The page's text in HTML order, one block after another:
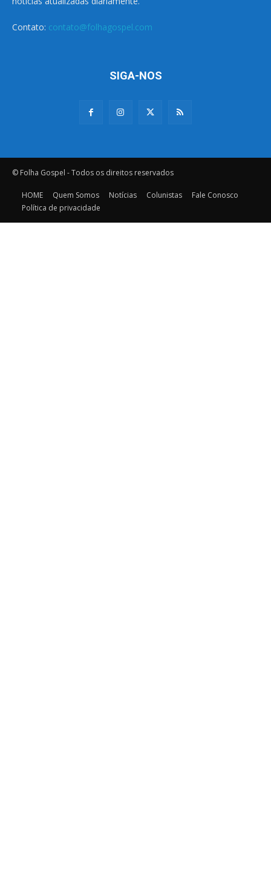
Contato: contato@folhagospel.com
SIGA-NOS
© Folha Gospel - Todos os direitos reservados
HOME Quem Somos Notícias Colunistas
Fale Conosco
Política de privacidade